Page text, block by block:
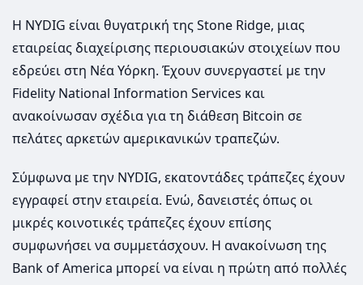
Η NYDIG είναι θυγατρική της Stone Ridge, μιας
εταιρείας διαχείρισης περιουσιακών στοιχείων που
εδρεύει στη Νέα Υόρκη. Έχουν συνεργαστεί με την
Fidelity National Information Services και
ανακοίνωσαν σχέδια για τη διάθεση Bitcoin σε
πελάτες αρκετών αμερικανικών τραπεζών.
Σύμφωνα με την NYDIG, εκατοντάδες τράπεζες έχουν
εγγραφεί στην εταιρεία. Ενώ, δανειστές όπως οι
μικρές κοινοτικές τράπεζες έχουν επίσης
συμφωνήσει να συμμετάσχουν. Η ανακοίνωση της
Bank of America μπορεί να είναι η πρώτη από πολλές